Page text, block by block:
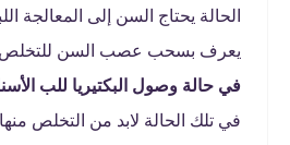
الحالة يحتاج السن إلى المعالجة
يعرف بسحب عصب السن للتخلص
في حالة وصول البكتيريا للب
في تلك الحالة لابد من التخلص